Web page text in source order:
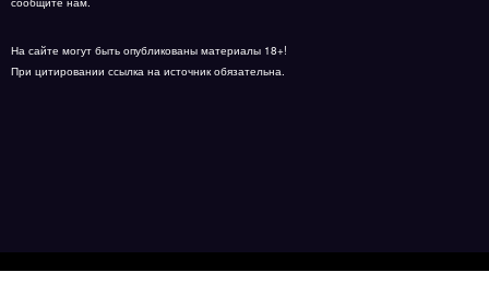
На сайте могут быть опубликованы материалы 18+!
При цитировании ссылка на источник обязательна.